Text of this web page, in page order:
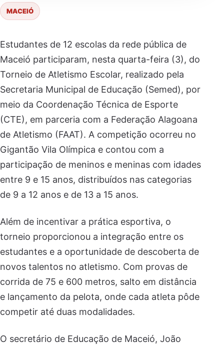
MACEIÓ
Estudantes de 12 escolas da rede pública de
Maceió participaram, nesta quarta-feira (3), do
Torneio de Atletismo Escolar, realizado pela
Secretaria Municipal de Educação (Semed), por
meio da Coordenação Técnica de Esporte
(CTE), em parceria com a Federação Alagoana
de Atletismo (FAAT). A competição ocorreu no
Gigantão Vila Olímpica e contou com a
participação de meninos e meninas com idades
entre 9 e 15 anos, distribuídos nas categorias
de 9 a 12 anos e de 13 a 15 anos.
Além de incentivar a prática esportiva, o
torneio proporcionou a integração entre os
estudantes e a oportunidade de descoberta de
novos talentos no atletismo. Com provas de
corrida de 75 e 600 metros, salto em distância
e lançamento da pelota, onde cada atleta pôde
competir até duas modalidades.
O secretário de Educação de Maceió, João